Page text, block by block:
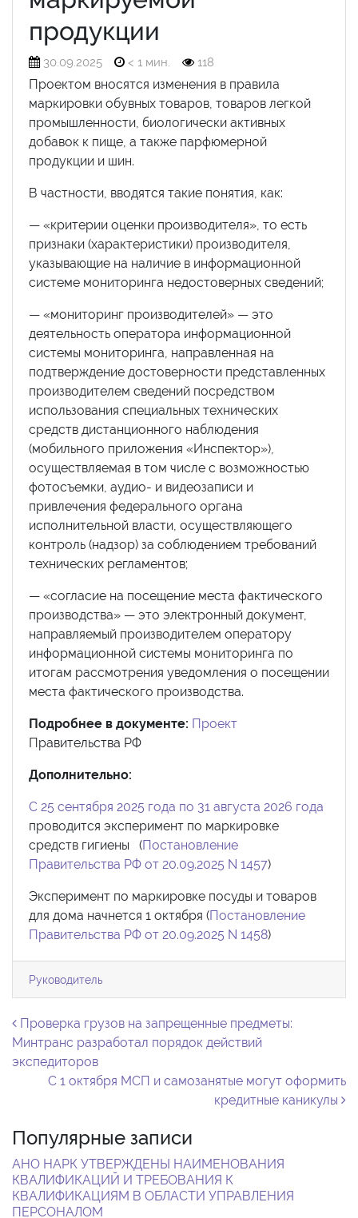
продукции
30.09.2025 < 1 мин. 118
Проектом вносятся изменения в правила
маркировки обувных товаров, товаров легкой
промышленности, биологически активных
добавок к пище, а также парфюмерной
продукции и шин.
В частности, вводятся такие понятия, как:
— «критерии оценки производителя», то есть
признаки (характеристики) производителя,
указывающие на наличие в информационной
системе мониторинга недостоверных сведений;
— «мониторинг производителей» — это
деятельность оператора информационной
системы мониторинга, направленная на
подтверждение достоверности представленных
производителем сведений посредством
использования специальных технических
средств дистанционного наблюдения
(мобильного приложения «Инспектор»),
осуществляемая в том числе с возможностью
фотосъемки, аудио- и видеозаписи и
привлечения федерального органа
исполнительной власти, осуществляющего
контроль (надзор) за соблюдением требований
технических регламентов;
— «согласие на посещение места фактического
производства» — это электронный документ,
направляемый производителем оператору
информационной системы мониторинга по
итогам рассмотрения уведомления о посещении
места фактического производства.
Подробнее в документе: Проект
Правительства РФ
Дополнительно:
С 25 сентября 2025 года по 31 августа 2026 года
проводится эксперимент по маркировке
средств гигиены (Постановление
Правительства РФ от 20.09.2025 N 1457)
Эксперимент по маркировке посуды и товаров
для дома начнется 1 октября (Постановление
Правительства РФ от 20.09.2025 N 1458)
Руководитель
Навигация по записям
Проверка грузов на запрещенные предметы:
Минтранс разработал порядок действий
экспедиторов
С 1 октября МСП и самозанятые могут оформить
кредитные каникулы
Популярные записи
АНО НАРК УТВЕРЖДЕНЫ НАИМЕНОВАНИЯ
КВАЛИФИКАЦИЙ И ТРЕБОВАНИЯ К
КВАЛИФИКАЦИЯМ В ОБЛАСТИ УПРАВЛЕНИЯ
ПЕРСОНАЛОМ